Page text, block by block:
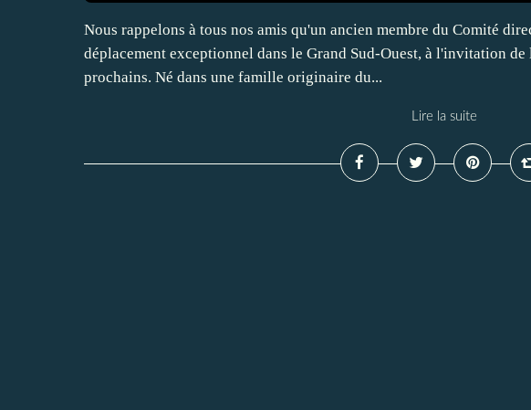
Nous rappelons à tous nos amis qu'un ancien membre du Comité
déplacement exceptionnel dans le Grand Sud-Ouest, à l'invitation
prochains. Né dans une famille originaire du...
Lire la suite